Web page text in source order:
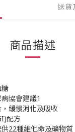
送貨
商品描述
糖
協會建議1
緩慢消化及吸收
配方
22種維他命及礦物質